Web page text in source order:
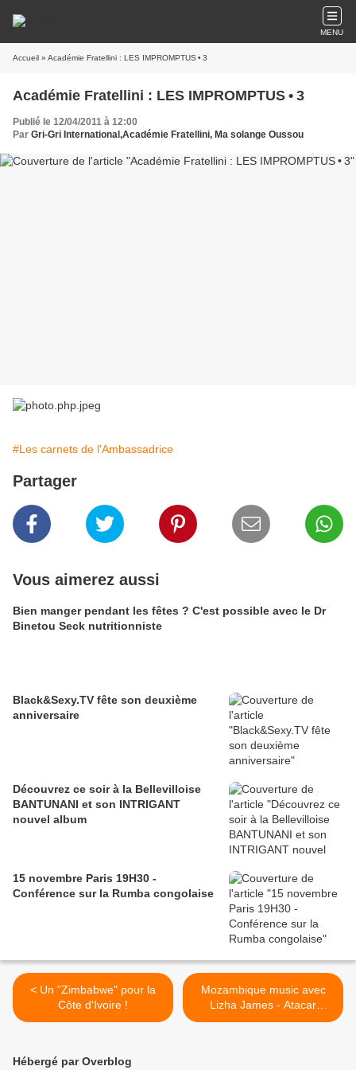
MENU
Accueil » Académie Fratellini : LES IMPROMPTUS • 3
Académie Fratellini : LES IMPROMPTUS • 3
Publié le 12/04/2011 à 12:00
Par Gri-Gri International,Académie Fratellini, Ma solange Oussou
#Les carnets de l'Ambassadrice
Partager
Vous aimerez aussi
Bien manger pendant les fêtes ? C'est possible avec le Dr
Binetou Seck nutritionniste
Black&Sexy.TV fête son deuxième
anniversaire
Découvrez ce soir à la Bellevilloise
BANTUNANI et son INTRIGANT
nouvel album
15 novembre Paris 19H30 -
Conférence sur la Rumba congolaise
< Un "Zimbabwe" pour la
Côte d'Ivoire !
Mozambique music avec
Lizha James - Atacar
featuring Loyiso >
Hébergé par Overblog